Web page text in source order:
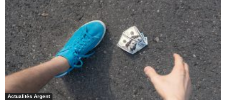
Actualités Argent